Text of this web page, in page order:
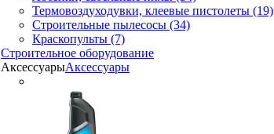
Термовоздуходувки, клеевые пистолеты (19)
Строительные пылесосы (34)
Краскопульты (7)
Строительное оборудование
АксессуарыАксессуары